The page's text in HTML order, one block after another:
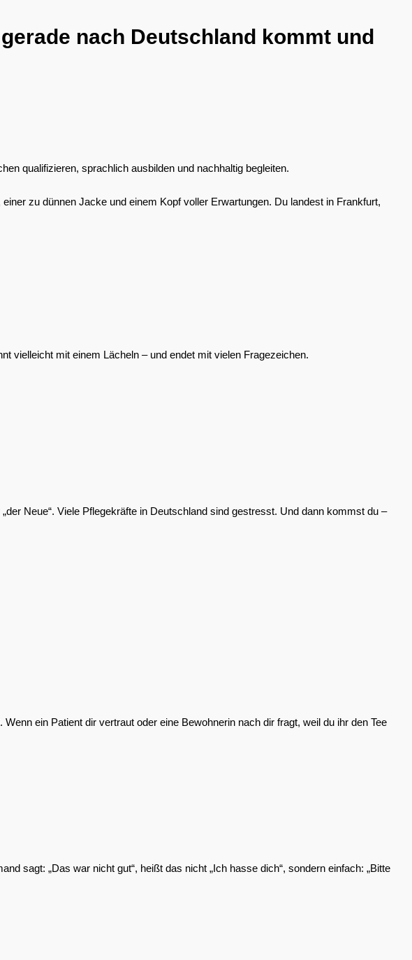
qualifizieren, sprachlich ausbilden und nachhaltig begleiten.
nach Deutschland kommt und
zu dünnen Jacke und einem Kopf voller Erwartungen. Du landest in Frankfurt,
vielleicht mit einem Lächeln – und endet mit vielen Fragezeichen.
Neue“. Viele Pflegekräfte in Deutschland sind gestresst. Und dann kommst du –
ein Patient dir vertraut oder eine Bewohnerin nach dir fragt, weil du ihr den Tee
sagt: „Das war nicht gut“, heißt das nicht „Ich hasse dich“, sondern einfach: „Bitte